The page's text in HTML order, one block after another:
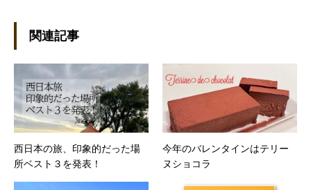
べく上京。設立して間もない会社に携わること
が多かったので、総務的な社内整備を得意とす
る。●連絡先 メール：kako@office-mica.com
関連記事
西日本の旅、印象的だった場
所ベスト３を発表！
今年のバレンタインはテリー
ヌショコラ